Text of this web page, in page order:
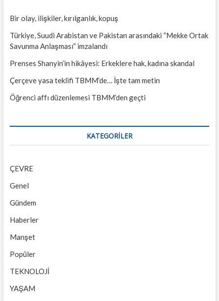
Bir olay, ilişkiler, kırılganlık, kopuş
Türkiye, Suudi Arabistan ve Pakistan arasındaki “Mekke Ortak
Savunma Anlaşması” imzalandı
Prenses Shanyin’in hikâyesi: Erkeklere hak, kadına skandal
Çerçeve yasa teklifi TBMM’de… İşte tam metin
Öğrenci affı düzenlemesi TBMM’den geçti
KATEGORILER
ÇEVRE
Genel
Gündem
Haberler
Manşet
Popüler
TEKNOLOJİ
YAŞAM